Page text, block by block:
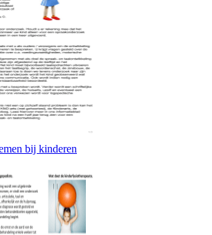
bij kinderen